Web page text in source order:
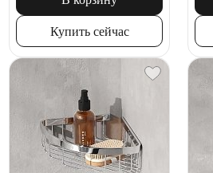
Купить сейчас